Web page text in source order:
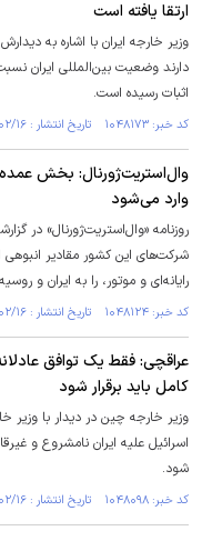
ارتقا یافته است
وزیر خارجه ایران با اشاره به
دارند وضعیت بین‌المللی ایران
اثبات رسیده است.
کد خبر: ۱۰۴۸۱۷۳ تاریخ انتشار : ۱۴۰۵/۰۲/۱۶
وال‌استریت‌ژورنال: بخش
وارد می‌شود
روزنامه «وال‌استریت‌ژورنال» در
شرکت‌های این کشور مقادیر انبوهی
رایانه‌ای و موتور، را به ایران و
کد خبر: ۱۰۴۸۱۲۴ تاریخ انتشار : ۱۴۰۵/۰۲/۱۶
عراقچی: فقط یک توافق
کامل باید برقرار شود
وزیر خارجه چین در دیدار با وزیر
اسرائیل علیه ایران نامشروع و
شود.
کد خبر: ۱۰۴۸۰۹۸ تاریخ انتشار : ۱۴۰۵/۰۲/۱۶